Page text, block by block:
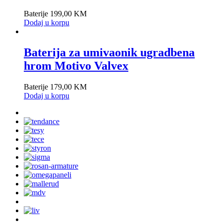
Baterije 199,00 KM
Dodaj u korpu
Baterija za umivaonik ugradbena
hrom Motivo Valvex
Baterije 179,00 KM
Dodaj u korpu